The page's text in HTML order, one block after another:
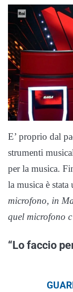
E’ proprio dal
strumenti
per la musica.
la musica è stata
microfono, in
quel microfono
“Lo faccio